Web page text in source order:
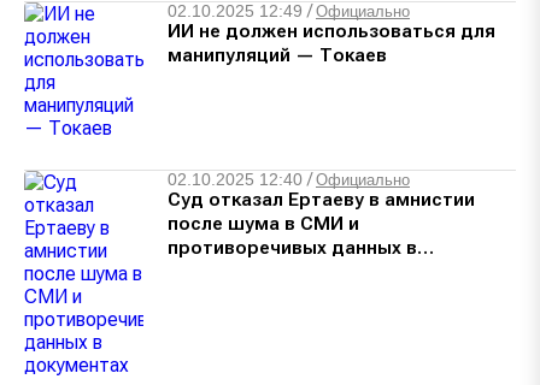
02.10.2025 12:49 /Официально
ИИ не должен использоваться для
манипуляций — Токаев
02.10.2025 12:40 /Официально
Суд отказал Ертаеву в амнистии
после шума в СМИ и
противоречивых данных в